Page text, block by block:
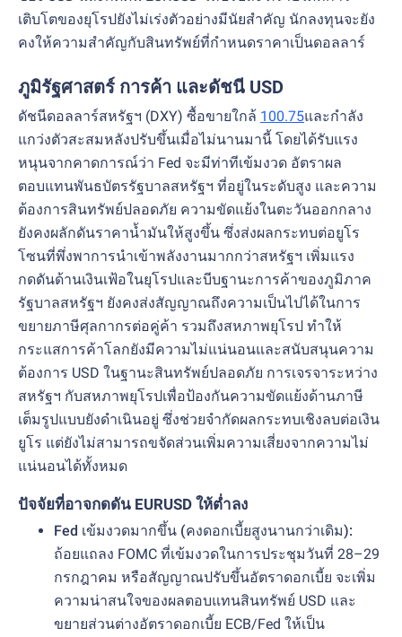
เติบโตของยุโรปยังไม่เร่งตัวอย่างมีนัยสำคัญ นักลงทุนจะยัง
คงให้ความสำคัญกับสินทรัพย์ที่กำหนดราคาเป็นดอลลาร์
ภูมิรัฐศาสตร์ การค้า และดัชนี USD
ดัชนีดอลลาร์สหรัฐฯ (DXY) ซื้อขายใกล้ 100.75และกำลัง
แกว่งตัวสะสมหลังปรับขึ้นเมื่อไม่นานมานี้ โดยได้รับแรง
หนุนจากคาดการณ์ว่า Fed จะมีท่าทีเข้มงวด อัตราผล
ตอบแทนพันธบัตรรัฐบาลสหรัฐฯ ที่อยู่ในระดับสูง และความ
ต้องการสินทรัพย์ปลอดภัย ความขัดแย้งในตะวันออกกลาง
ยังคงผลักดันราคาน้ำมันให้สูงขึ้น ซึ่งส่งผลกระทบต่อยูโร
โซนที่พึ่งพาการนำเข้าพลังงานมากกว่าสหรัฐฯ เพิ่มแรง
กดดันด้านเงินเฟ้อในยุโรปและบีบฐานะการค้าของภูมิภาค
รัฐบาลสหรัฐฯ ยังคงส่งสัญญาณถึงความเป็นไปได้ในการ
ขยายภาษีศุลกากรต่อคู่ค้า รวมถึงสหภาพยุโรป ทำให้
กระแสการค้าโลกยังมีความไม่แน่นอนและสนับสนุนความ
ต้องการ USD ในฐานะสินทรัพย์ปลอดภัย การเจรจาระหว่าง
สหรัฐฯ กับสหภาพยุโรปเพื่อป้องกันความขัดแย้งด้านภาษี
เต็มรูปแบบยังดำเนินอยู่ ซึ่งช่วยจำกัดผลกระทบเชิงลบต่อเงิน
ยูโร แต่ยังไม่สามารถขจัดส่วนเพิ่มความเสี่ยงจากความไม่
แน่นอนได้ทั้งหมด
ปัจจัยที่อาจกดดัน EURUSD ให้ต่ำลง
Fed เข้มงวดมากขึ้น (คงดอกเบี้ยสูงนานกว่าเดิม):
ถ้อยแถลง FOMC ที่เข้มงวดในการประชุมวันที่ 28–29
กรกฎาคม หรือสัญญาณปรับขึ้นอัตราดอกเบี้ย จะเพิ่ม
ความน่าสนใจของผลตอบแทนสินทรัพย์ USD และ
ขยายส่วนต่างอัตราดอกเบี้ย ECB/Fed ให้เป็น